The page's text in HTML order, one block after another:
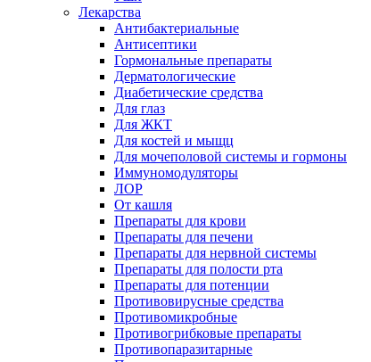
Лекарства
Антибактериальные
Антисептики
Гормональные препараты
Дерматологические
Диабетические средства
Для глаз
Для ЖКТ
Для костей и мыщц
Для мочеполовой системы и гормоны
Иммуномодуляторы
ЛОР
От кашля
Препараты для крови
Препараты для печени
Препараты для нервной системы
Препараты для полости рта
Препараты для потенции
Противовирусные средства
Противомикробные
Противогрибковые препараты
Противопаразитарные